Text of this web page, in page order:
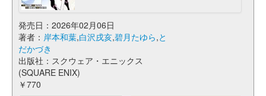
発売日：2026年02月06日
著者： 岸本和葉,白沢戌亥,碧月たゆら,と
だかづき
出版社：スクウェア・エニックス
(SQUARE ENIX)
￥770